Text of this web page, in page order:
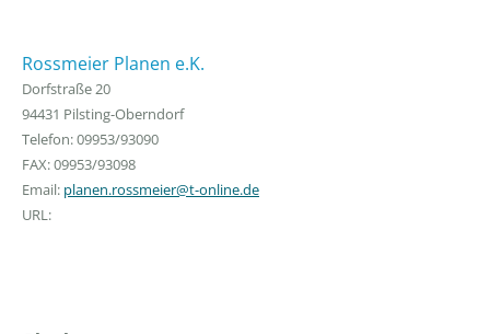
Rossmeier Planen e.K.
Dorfstraße 20
94431 Pilsting-Oberndorf
Telefon: 09953/93090
FAX: 09953/93098
Email: planen.rossmeier@t-online.de
URL: